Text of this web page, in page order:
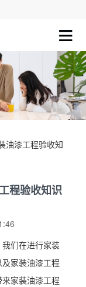
油漆工程验收知
程验收知识
们在进行家装
家装油漆工程
家装油漆工程